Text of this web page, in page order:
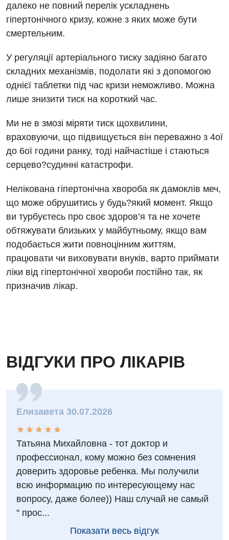
далеко не повний перелік ускладнень
гіпертонічного кризу, кожне з яких може бути
смертельним.
У регуляції артеріального тиску задіяно багато
складних механізмів, подолати які з допомогою
однієї таблетки під час кризи неможливо. Можна
лише знизити тиск на короткий час.
Ми не в змозі міряти тиск щохвилини,
враховуючи, що підвищується він переважно з 4ої
до 6ої години ранку, тоді найчастіше і стаються
серцево?судинні катастрофи.
Нелікована гіпертонічна хвороба як дамоклів меч,
що може обрушитись у будь?який момент. Якщо
ви турбуєтесь про своє здоров’я та не хочете
обтяжувати близьких у майбутньому, якщо вам
подобається жити повноцінним життям,
працювати чи виховувати внуків, варто приймати
ліки від гіпертонічної хвороби постійно так, як
призначив лікар.
ВІДГУКИ ПРО ЛІКАРІВ
Елизавета 30.07.2026
★
★
★
★
★
★ ★ ★ ★ ★
Татьяна Михайловна - тот доктор и
профессионал, кому можно без сомнения
доверить здоровье ребенка. Мы получили
всю информацию по интересующему нас
вопросу, даже более)) Наш случай не самый
" прос...
Показати весь відгук